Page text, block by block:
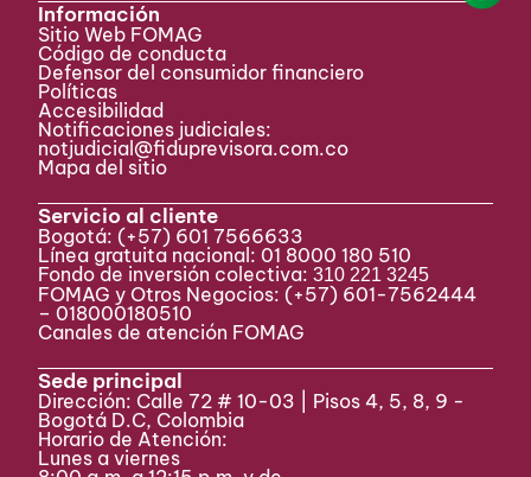
Información
Sitio Web FOMAG
Código de conducta
Defensor del consumidor financiero
Políticas
Accesibilidad
Notificaciones judiciales:
notjudicial@fiduprevisora.com.co
Mapa del sitio
Servicio al cliente
Bogotá: (+57) 601 7566633
Línea gratuita nacional: 01 8000 180 510
Fondo de inversión colectiva:310 221 3245
FOMAG y Otros Negocios: (+57) 601-7562444
– 018000180510
Canales de atención FOMAG
Sede principal
Dirección: Calle 72 # 10-03 | Pisos 4, 5, 8, 9 -
Bogotá D.C, Colombia
Horario de Atención:
Lunes a viernes